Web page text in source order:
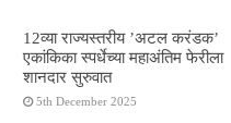
12व्या राज्यस्तरीय ’अटल करंडक’
एकांकिका स्पर्धेच्या महाअंतिम फेरीला
शानदार सुरुवात
5th December 2025